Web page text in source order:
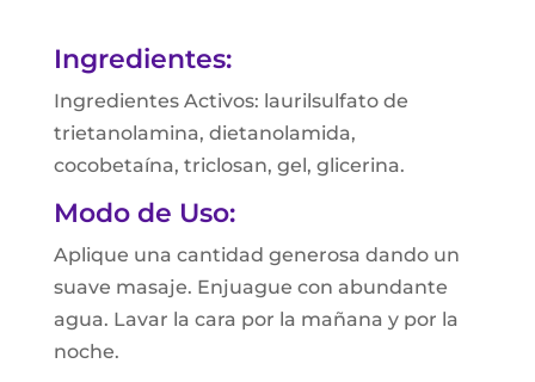
Ingredientes:
Ingredientes Activos: laurilsulfato de
trietanolamina, dietanolamida,
cocobetaína, triclosan, gel, glicerina.
Modo de Uso:
Aplique una cantidad generosa dando un
suave masaje. Enjuague con abundante
agua. Lavar la cara por la mañana y por la
noche.